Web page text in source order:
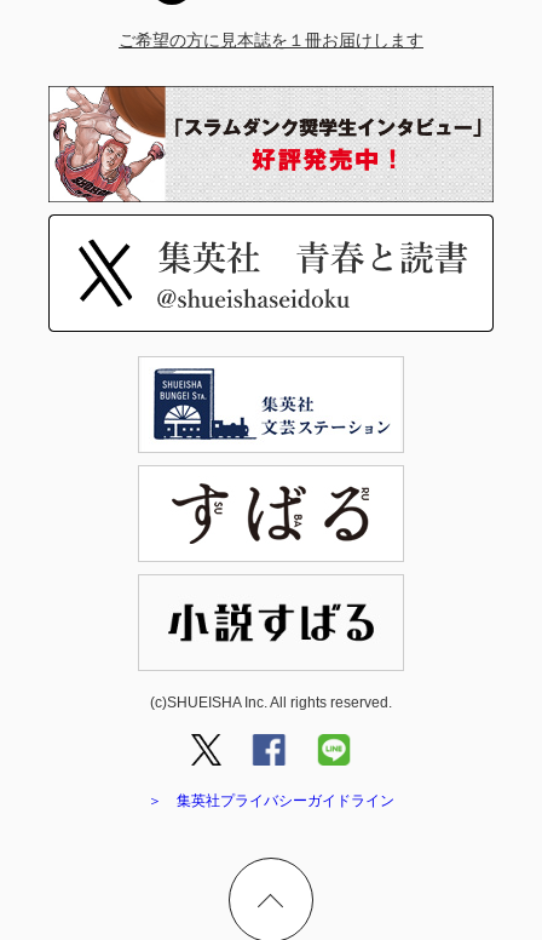
ご希望の方に見本誌を１冊お届けします
(c)SHUEISHA Inc. All rights reserved.
＞ 集英社プライバシーガイドライン